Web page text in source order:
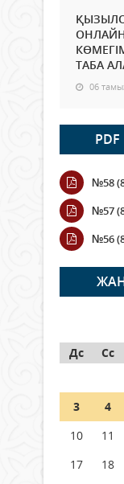
ТАБА
06
Open
мыңнан
06
Wi-Fi
ӨТЕДІ?
06
05
№58
№57
№56
Дс
Сс
3
4
10
11
17
18